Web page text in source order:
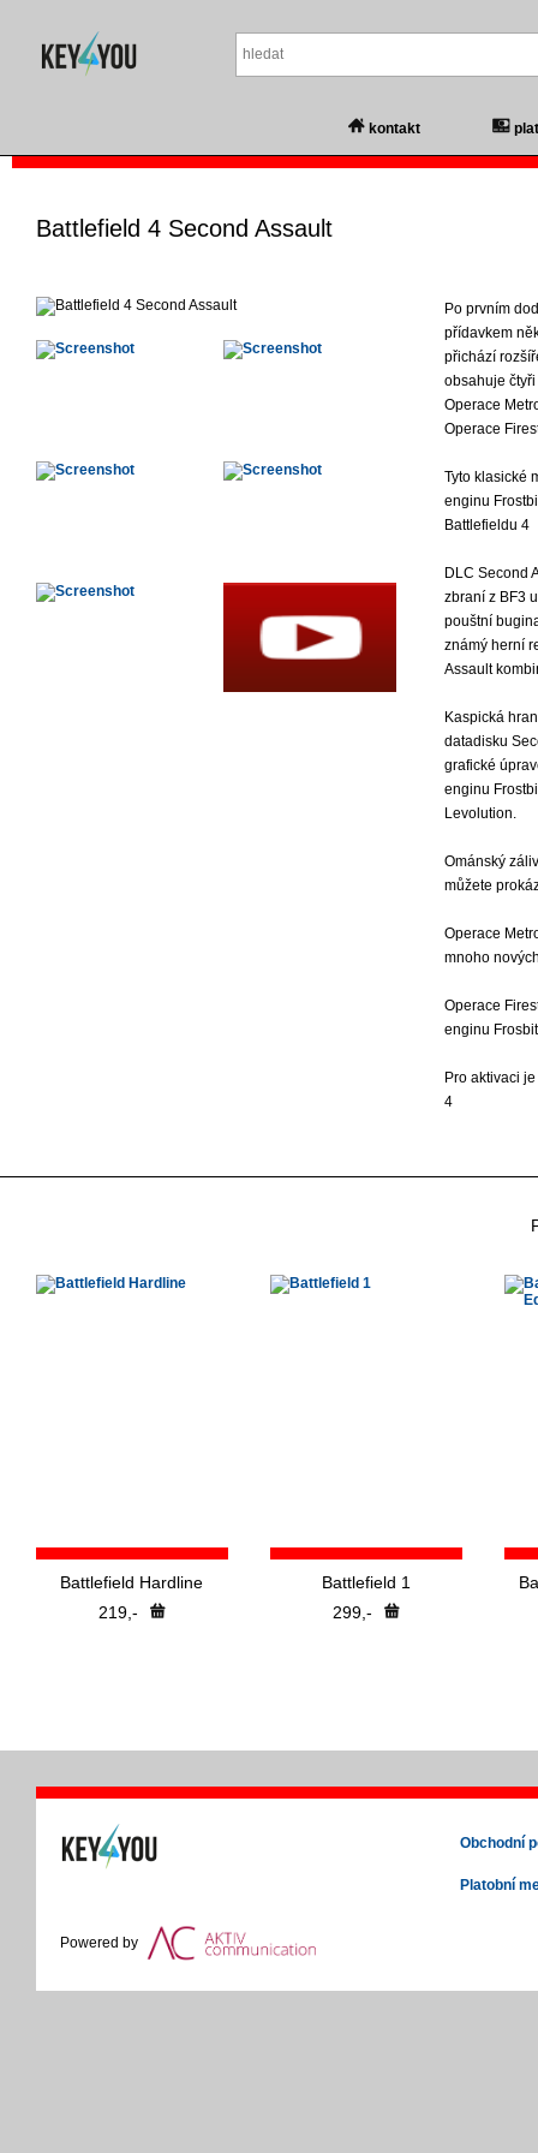
kontakt
Battlefield 4 Second Assault
Po prvním
přídavkem
přichází
obsahuje
Operace
Operace
Tyto klasické
enginu
Battlefieldu 4
DLC Second
zbraní z BF3
pouštní
známý herní
Assault
Kaspická
datadisku
grafické
enginu
Levolution.
Ománský
můžete
Operace
mnoho
Operace
enginu
Pro aktivaci
4
Battlefield Hardline
219,-
Battlefield 1
299,-
Powered by
Obchodní
Platobní